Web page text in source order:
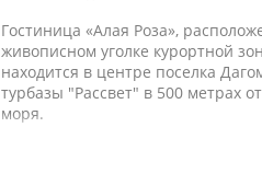
Гостиница «Алая Роза»,
живописном уголке курортной
находится в центре поселка
турбазы "Рассвет" в 500 метрах
моря.